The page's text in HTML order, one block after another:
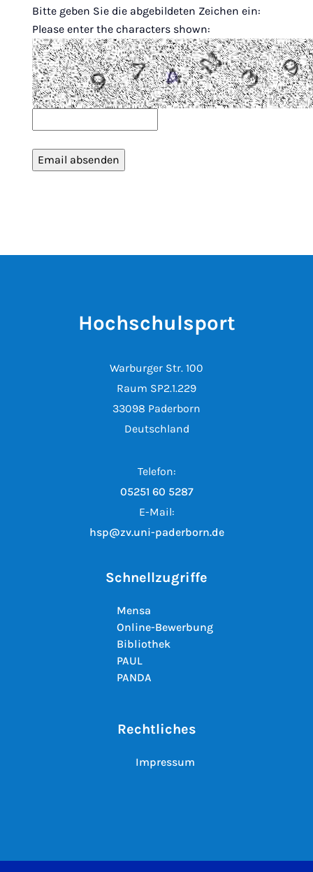
Bitte geben Sie die abgebildeten Zeichen ein:
Please enter the characters shown:
Hochschulsport
Warburger Str. 100
Raum SP2.1.229
33098 Paderborn
Deutschland
Telefon:
05251 60 5287
E-Mail:
hsp@zv.uni-paderborn.de
Schnellzugriffe
Mensa
Online-Bewerbung
Bibliothek
PAUL
PANDA
Rechtliches
Impressum